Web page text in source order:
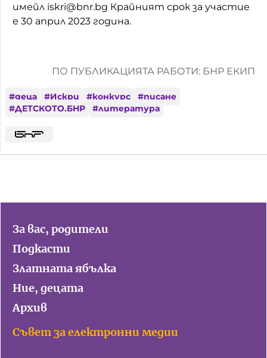
имейл iskri@bnr.bg Крайният срок за участие
е 30 април 2023 година.
ПО ПУБЛИКАЦИЯТА РАБОТИ: БНР ЕКИП
#деца #Искри #конкурс #писане
#ДЕТСКОТО.БНР #литература
За вас, родители
Подкасти
Златната ябълка
Ние, децата
Архив
Съвет за електронни медии